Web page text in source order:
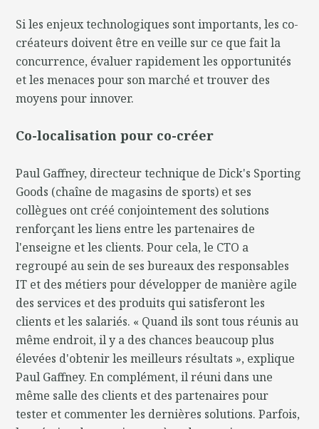
Si les enjeux technologiques sont importants, les co-
créateurs doivent être en veille sur ce que fait la
concurrence, évaluer rapidement les opportunités
et les menaces pour son marché et trouver des
moyens pour innover.
Co-localisation pour co-créer
Paul Gaffney, directeur technique de Dick's Sporting
Goods (chaîne de magasins de sports) et ses
collègues ont créé conjointement des solutions
renforçant les liens entre les partenaires de
l'enseigne et les clients. Pour cela, le CTO a
regroupé au sein de ses bureaux des responsables
IT et des métiers pour développer de manière agile
des services et des produits qui satisferont les
clients et les salariés. « Quand ils sont tous réunis au
même endroit, il y a des chances beaucoup plus
élevées d'obtenir les meilleurs résultats », explique
Paul Gaffney. En complément, il réuni dans une
même salle des clients et des partenaires pour
tester et commenter les dernières solutions. Parfois,